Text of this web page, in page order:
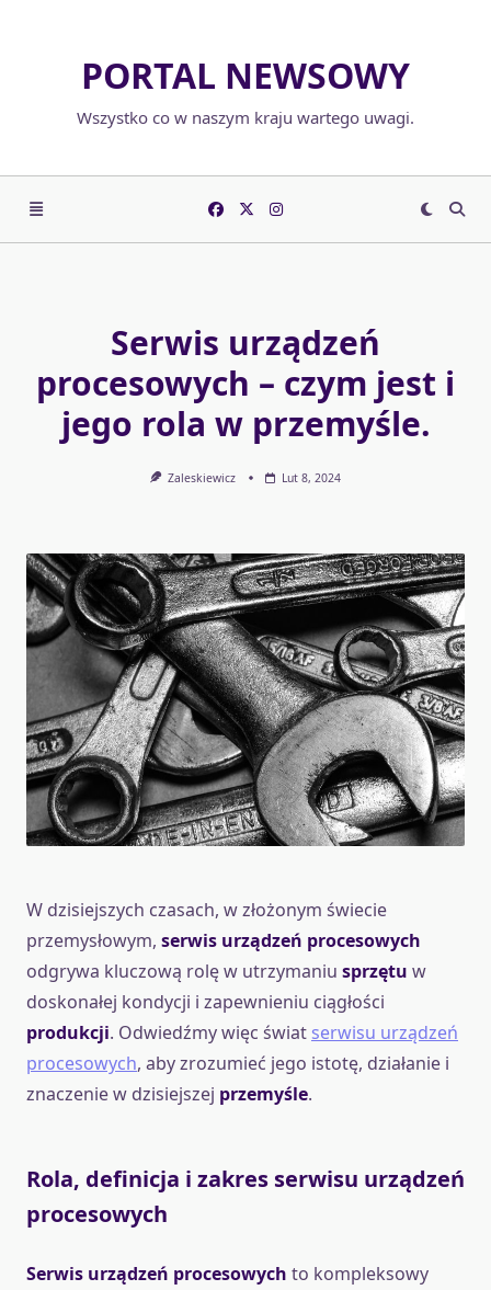
PORTAL NEWSOWY
Wszystko co w naszym kraju wartego uwagi.
Serwis urządzeń
procesowych – czym jest i
jego rola w przemyśle.
Zaleskiewicz Lut 8, 2024
W dzisiejszych czasach, w złożonym świecie
przemysłowym, serwis urządzeń procesowych
odgrywa kluczową rolę w utrzymaniu sprzętu w
doskonałej kondycji i zapewnieniu ciągłości
produkcji. Odwiedźmy więc świat serwisu urządzeń
procesowych, aby zrozumieć jego istotę, działanie i
znaczenie w dzisiejszej przemyśle.
Rola, definicja i zakres serwisu urządzeń
procesowych
Serwis urządzeń procesowych to kompleksowy